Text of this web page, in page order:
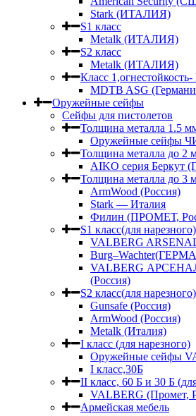
Stark (ИТАЛИЯ)
S1 класс
Metalk (ИТАЛИЯ)
S2 класс
Metalk (ИТАЛИЯ)
Класс
MDTB ASG
Оружейные сейфы
Сейфы для пистолетов
Толщина металла 1.5
Оружейные сейфы
Толщина металла до 2
AIKO серия Беркут
Толщина металла до 3
ArmWood (Россия)
Stark — Италия
Филин (ПРОМЕТ,
S1 класс(для нарезного)
VALBERG
VALBERG
(Россия)
S2 класс(для нарезного)
Gunsafe (Россия)
ArmWood (Россия)
Metalk (Италия)
I класс (для нарезного)
Оружейные сейфы
I класс,30Б
II класс, 60 Б и 30 Б
VALBERG (Промет,
Армейская мебель